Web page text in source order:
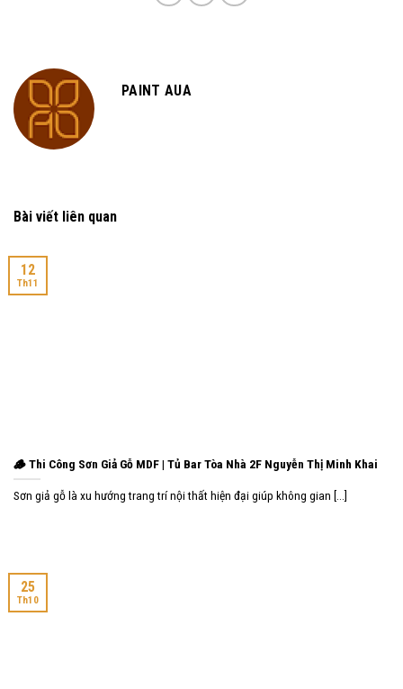
PAINT AUA
Bài viết liên quan
🪵 Thi Công Sơn Giả Gỗ MDF | Tủ Bar Tòa Nhà 2F Nguyễn Thị Minh Khai
Sơn giả gỗ là xu hướng trang trí nội thất hiện đại giúp không gian [...]
12
Th11
25
Th10